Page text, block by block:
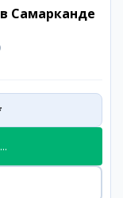
Самарканде